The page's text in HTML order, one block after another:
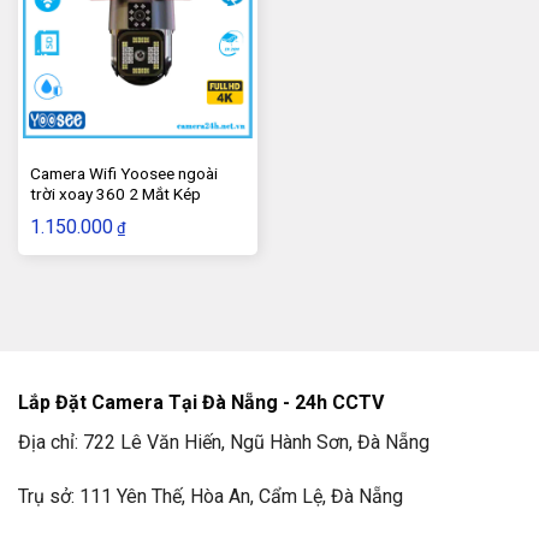
trời xoay 360 Yoosee D32S-4G
Kích thước camera: 2.5″ – 32 LED
Cảnh báo chuyển động: Có
Camera Wifi Yoosee ngoài
trời xoay 360 2 Mắt Kép
1.150.000 ₫
Lắp Đặt Camera Tại Đà Nẵng - 24h CCTV
Địa chỉ: 722 Lê Văn Hiến, Ngũ Hành Sơn, Đà Nẵng
Trụ sở: 111 Yên Thế, Hòa An, Cẩm Lệ, Đà Nẵng